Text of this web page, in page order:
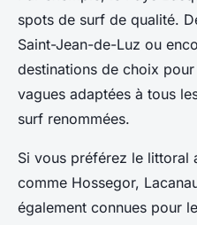
spots de surf de qualité.
Saint-Jean-de-Luz ou
destinations de choix pour
vagues adaptées à tous
surf renommées.
Si vous préférez le littoral
comme Hossegor,
également connues pour